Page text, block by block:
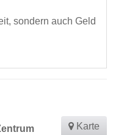
sondern auch Geld
Karte